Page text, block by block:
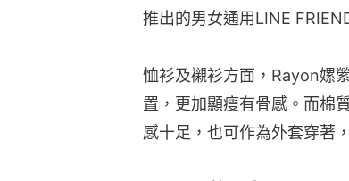
推出的男女通用LINE
恤衫及襯衫方面，Rayon嫘
置，更加顯瘦有骨感。而棉
感十足，也可作為外套穿著